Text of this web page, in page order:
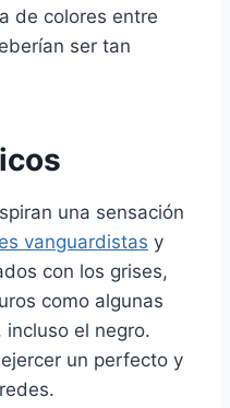
de colores entre
ser tan
una sensación
vanguardistas y
con los grises,
como algunas
el negro.
un perfecto y